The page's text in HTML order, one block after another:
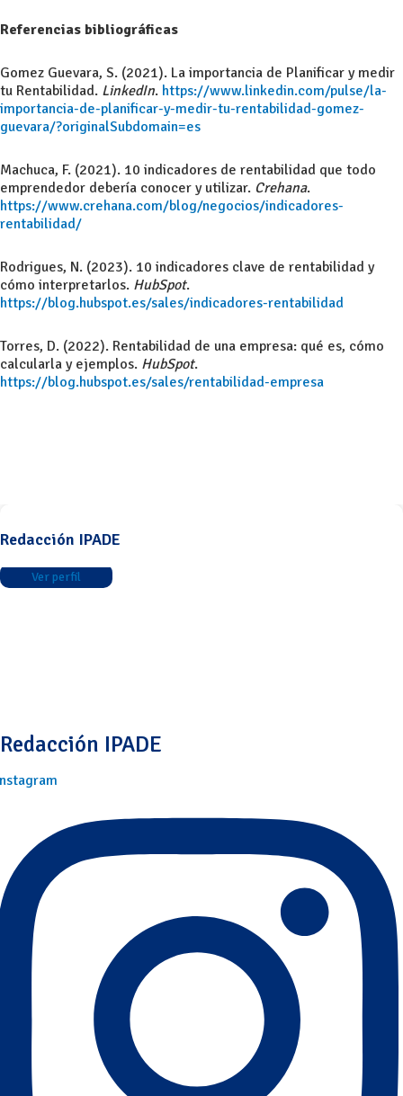
Referencias bibliográficas
Gomez Guevara, S. (2021). La importancia de Planificar y medir
tu Rentabilidad. LinkedIn. https://www.linkedin.com/pulse/la-
importancia-de-planificar-y-medir-tu-rentabilidad-gomez-
guevara/?originalSubdomain=es
Machuca, F. (2021). 10 indicadores de rentabilidad que todo
emprendedor debería conocer y utilizar. Crehana.
https://www.crehana.com/blog/negocios/indicadores-
rentabilidad/
Rodrigues, N. (2023). 10 indicadores clave de rentabilidad y
cómo interpretarlos. HubSpot.
https://blog.hubspot.es/sales/indicadores-rentabilidad
Torres, D. (2022). Rentabilidad de una empresa: qué es, cómo
calcularla y ejemplos. HubSpot.
https://blog.hubspot.es/sales/rentabilidad-empresa
Redacción IPADE
Ver perfil
Redacción IPADE